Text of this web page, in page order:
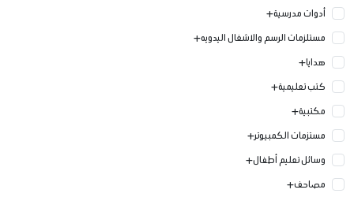
أدوات مدرسية
مستلزمات الرسم والاشغال اليدويه
هدايا
كتب تعليمية
مكتبية
مستزمات الكمبيوتر
وسائل تعليم أطفال
مصاحف